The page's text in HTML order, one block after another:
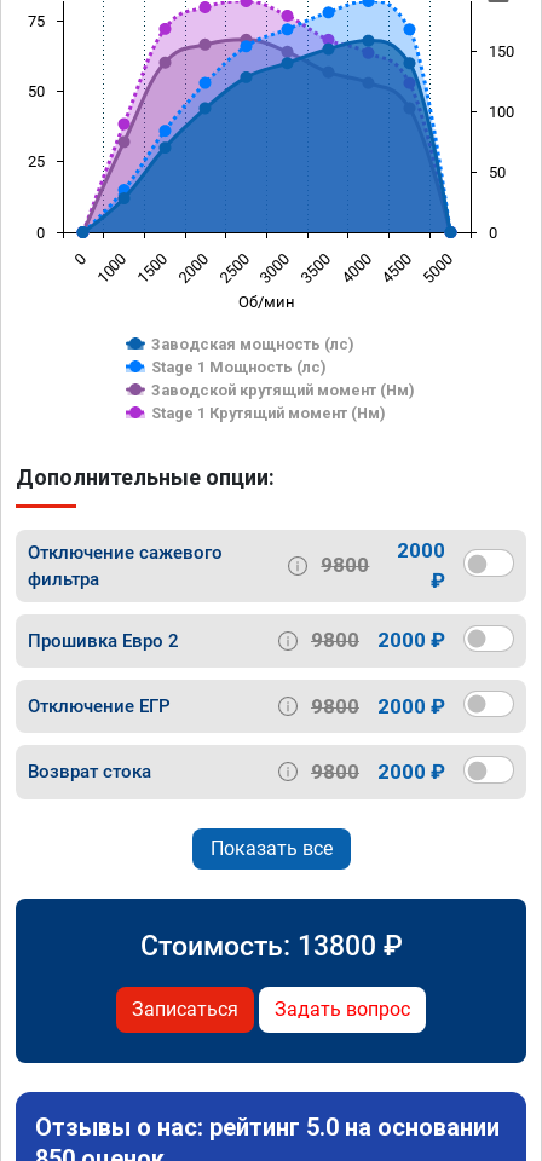
Об/мин
Заводская мощность (лс)
Stage 1 Мощность (лс)
Заводской крутящий момент (Нм)
Stage 1 Крутящий момент (Нм)
0 1000 1500 2000 2500 3000 3500 4000 4500 5000
0
25
50
75
0
50
100
150
Дополнительные опции:
Отключение сажевого
фильтра
9800
2000
₽
Прошивка Евро 2 9800 2000 ₽
Отключение ЕГР 9800 2000 ₽
Возврат стока 9800 2000 ₽
Показать все
Стоимость: 13800 ₽
Записаться Задать вопрос
Отзывы о нас: рейтинг 5.0 на основании